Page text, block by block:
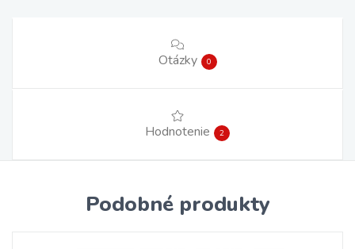
Otázky 0
Hodnotenie 2
Podobné produkty